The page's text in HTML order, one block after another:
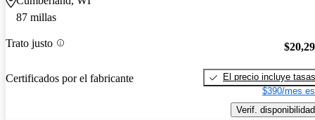
87 millas
Trato justo
Certificados por el fabricante
El precio incluye tasas
$390/mes
Verif. disponibilidad